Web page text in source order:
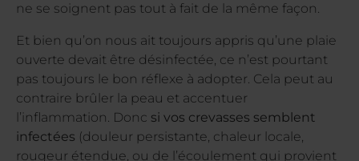
ne se soignent pas tout à fait de la même façon.
Et bien qu’on nous ait toujours appris qu’une plaie
ouverte devait être désinfectée, ce n’est pourtant
pas toujours le bon réflexe à adopter. Cela peut au
contraire brûler la peau et accentuer
l’inflammation. Donc si vos crevasses semblent
infectées (douleur persistante, chaleur locale,
rougeur étendue, ou de l’écoulement qui provient